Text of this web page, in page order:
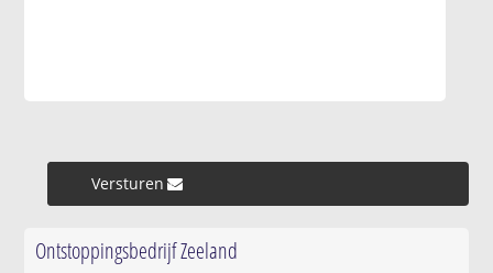
Versturen »
Ontstoppingsbedrijf Zeeland